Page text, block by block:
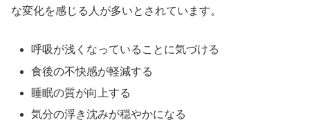
な変化を感じる人が多いとされています。
呼吸が浅くなっていることに気づける
食後の不快感が軽減する
睡眠の質が向上する
気分の浮き沈みが穏やかになる